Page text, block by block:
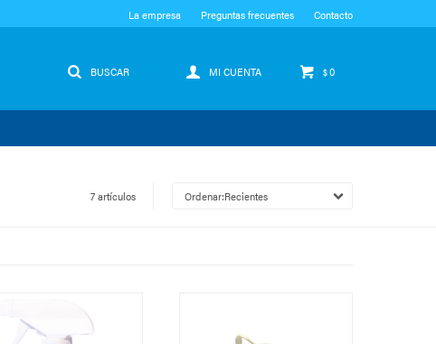
$0
La empresa Preguntas frecuentes Contacto
7 artículos Recientes